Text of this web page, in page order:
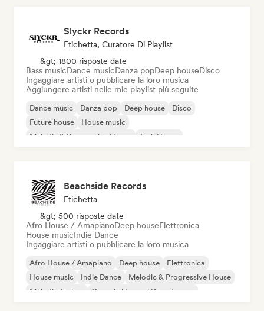
Slyckr Records
Etichetta, Curatore Di Playlist
&gt; 1800 risposte date
Bass musicDance musicDanza popDeep houseDisco
Ingaggiare artisti o pubblicare la loro musica
Aggiungere artisti nelle mie playlist più seguite
Dance music Danza pop Deep house
Disco
Future house
House music
Melodic & Progressive House
Tech House
Beachside Records
Etichetta
&gt; 500 risposte date
Afro House / AmapianoDeep houseElettronica
House musicIndie Dance
Ingaggiare artisti o pubblicare la loro musica
Afro House / Amapiano Deep house
Elettronica
House music
Indie Dance
Melodic & Progressive House
Melodic Techno
Organic House / Downtempo